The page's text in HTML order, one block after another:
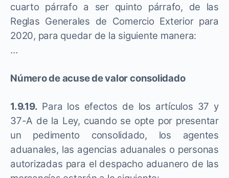
cuarto párrafo a ser quinto párrafo, de las
Reglas Generales de Comercio Exterior para
2020, para quedar de la siguiente manera:
…
Número de acuse de valor consolidado
1.9.19. Para los efectos de los artículos 37 y
37-A de la Ley, cuando se opte por presentar
un pedimento consolidado, los agentes
aduanales, las agencias aduanales o personas
autorizadas para el despacho aduanero de las